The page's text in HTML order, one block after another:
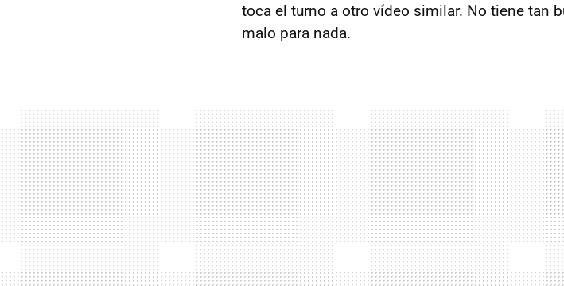
toca el turno a otro vídeo similar. No tiene tan
malo para nada.